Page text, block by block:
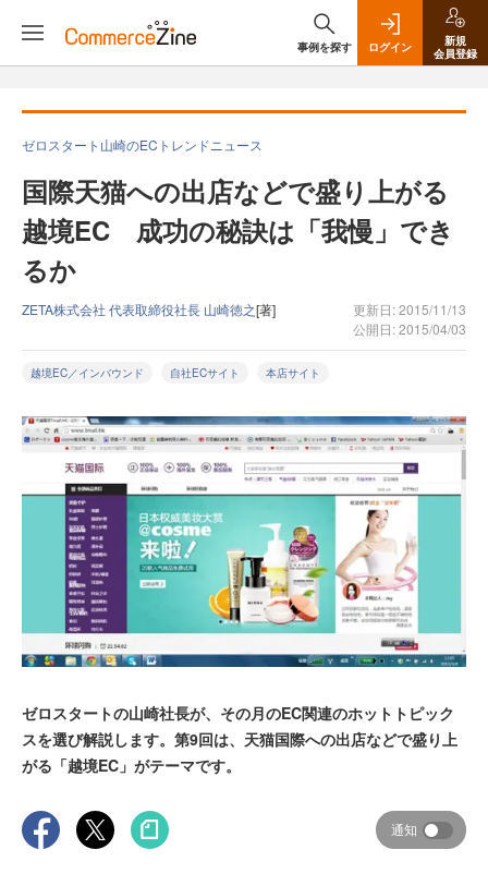
事例を探す ログイン
新規
会員登録
ゼロスタート山崎のECトレンドニュース
国際天猫への出店などで盛り上がる
越境EC 成功の秘訣は「我慢」でき
るか
ZETA株式会社 代表取締役社長 山崎徳之[著]
更新日: 2015/11/13
公開日: 2015/04/03
越境EC／インバウンド 自社ECサイト 本店サイト
ゼロスタートの山崎社長が、その月のEC関連のホットトピック
スを選び解説します。第9回は、天猫国際への出店などで盛り上
がる「越境EC」がテーマです。
通知